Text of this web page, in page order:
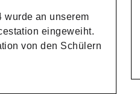
wurde an unserem
eingeweiht.
von den Schülern